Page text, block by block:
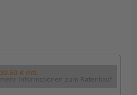
32.50 € mtl.
mehr Informationen zum Ratenkauf